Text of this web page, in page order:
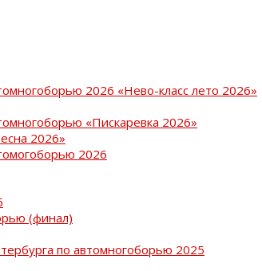
2026 «Нево-класс лето 2026»
«Пискаревка 2026»
2026»
2026
(финал)
по автомногоборью 2025